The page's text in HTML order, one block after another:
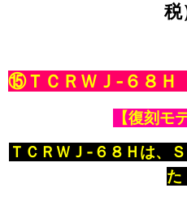
税
⑮ＴＣＲＷＪ‐６８Ｈ
【復刻モ
ＴＣＲＷＪ‐６８Ｈは、
た